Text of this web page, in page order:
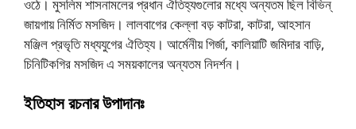
ওঠে। মুসলিম শাসনামলের প্রধান ঐতিহ্যগুলাের মধ্যে অন্যতম ছিল বিভিন্
জায়গায় নির্মিত মসজিদ। লালবাগের কেল্লা বড় কাটরা, কাটরা, আহসান
মঞ্জিল প্রভৃতি মধ্যযুগের ঐতিহ্য। আর্মেনীয় গির্জা, কালিয়াটি জমিদার বাড়ি,
চিনিটিকগির মসজিদ এ সময়কালের অন্যতম নিদর্শন।
ইতিহাস রচনার উপাদানঃ